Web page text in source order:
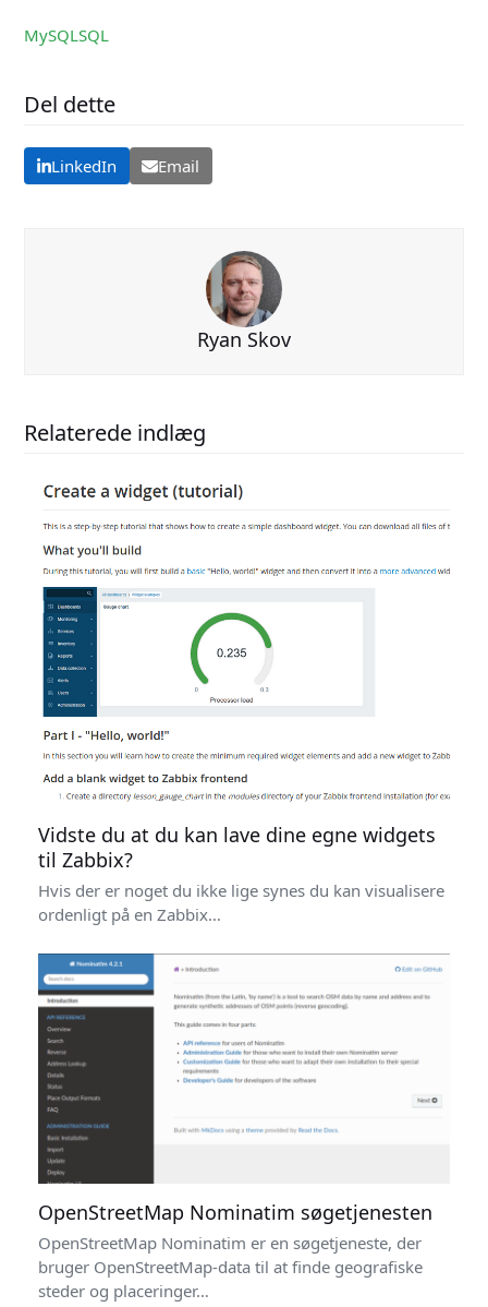
MySQLSQL
Del dette
LinkedIn Email
Ryan Skov
Relaterede indlæg
Vidste du at du kan lave dine egne widgets
til Zabbix?
Hvis der er noget du ikke lige synes du kan visualisere
ordenligt på en Zabbix…
OpenStreetMap Nominatim søgetjenesten
OpenStreetMap Nominatim er en søgetjeneste, der
bruger OpenStreetMap-data til at finde geografiske
steder og placeringer…